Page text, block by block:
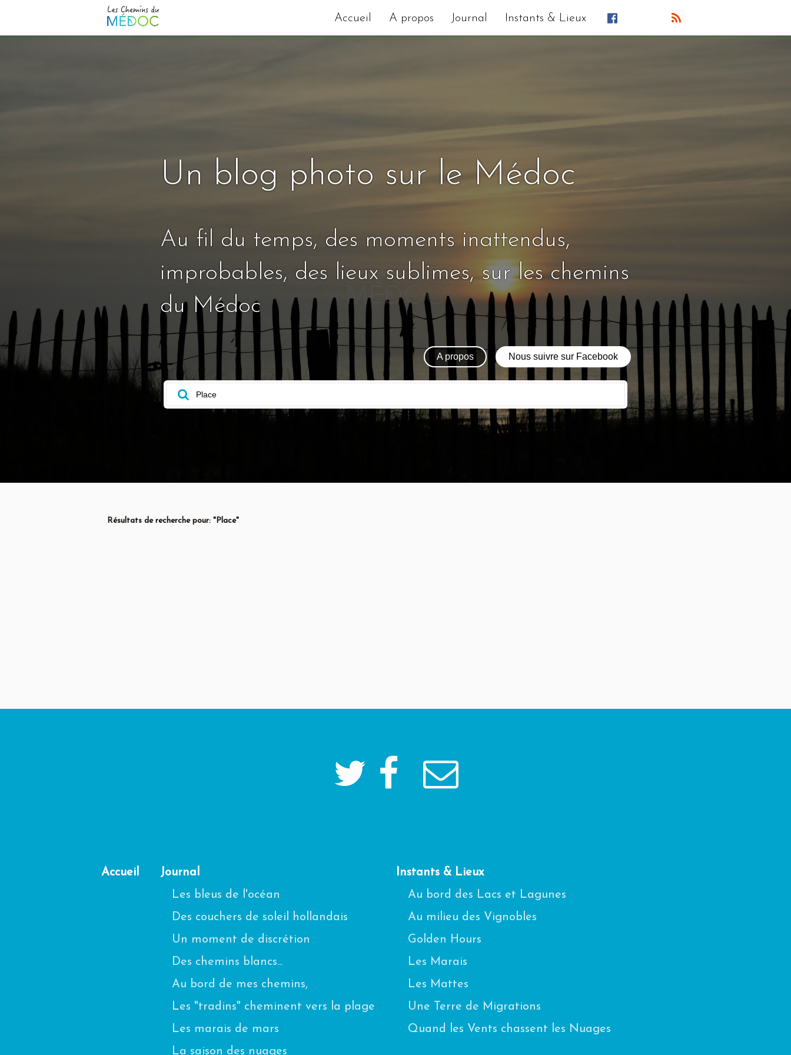
Accueil A propos Journal Instants & Lieux
Un blog photo sur le Médoc
Au fil du temps, des moments inattendus,
improbables, des lieux sublimes, sur les chemins
du Médoc
A propos Nous suivre sur Facebook
Résultats de recherche pour: "Place"
Accueil
Journal
Les bleus de l'océan
Des couchers de soleil hollandais
Un moment de discrétion
Des chemins blancs...
Au bord de mes chemins,
Les "tradins" cheminent vers la plage
Les marais de mars
La saison des nuages
Instants & Lieux
Au bord des Lacs et Lagunes
Au milieu des Vignobles
Golden Hours
Les Marais
Les Mattes
Une Terre de Migrations
Quand les Vents chassent les Nuages